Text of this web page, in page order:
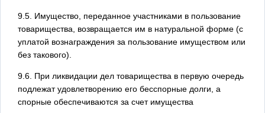
9.5. Имущество, переданное участниками в пользование
товарищества, возвращается им в натуральной форме (с
уплатой вознаграждения за пользование имуществом или
без такового).
9.6. При ликвидации дел товарищества в первую очередь
подлежат удовлетворению его бесспорные долги, а
спорные обеспечиваются за счет имущества